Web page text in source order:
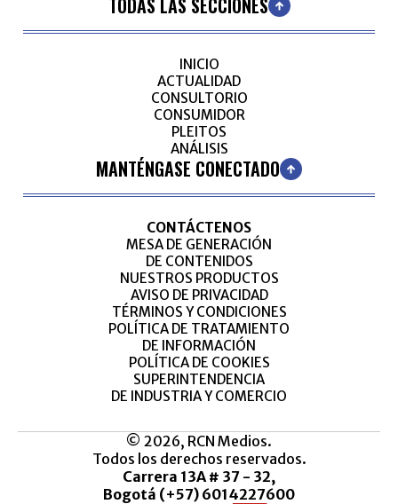
TODAS LAS SECCIONES
INICIO
ACTUALIDAD
CONSULTORIO
CONSUMIDOR
PLEITOS
ANÁLISIS
MANTÉNGASE CONECTADO
CONTÁCTENOS
MESA DE GENERACIÓN
DE CONTENIDOS
NUESTROS PRODUCTOS
AVISO DE PRIVACIDAD
TÉRMINOS Y CONDICIONES
POLÍTICA DE TRATAMIENTO
DE INFORMACIÓN
POLÍTICA DE COOKIES
SUPERINTENDENCIA
DE INDUSTRIA Y COMERCIO
© 2026, RCN Medios.
Todos los derechos reservados.
Carrera 13A # 37 - 32,
Bogotá (+57) 6014227600